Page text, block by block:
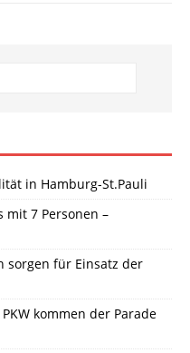
in Hamburg-St.Pauli
7 Personen –
sorgen für Einsatz der
kommen der Parade